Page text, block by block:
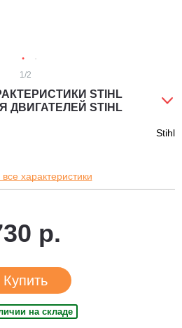
1/2
STIHL
ДВИГАТЕЛЕЙ STIHL
Stihl
все характеристики
р.
Купить
на складе